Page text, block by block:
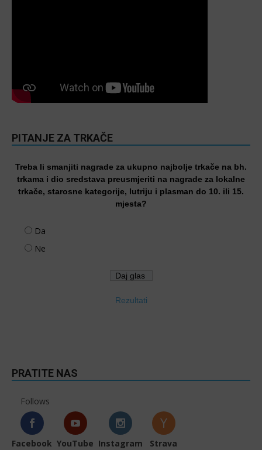
PITANJE ZA TRKAČE
Treba li smanjiti nagrade za ukupno najbolje trkače na bh.
trkama i dio sredstava preusmjeriti na nagrade za lokalne
trkače, starosne kategorije, lutriju i plasman do 10. ili 15.
mjesta?
Da
Ne
Rezultati
PRATITE NAS
Follows
Facebook YouTube Instagram
Strava